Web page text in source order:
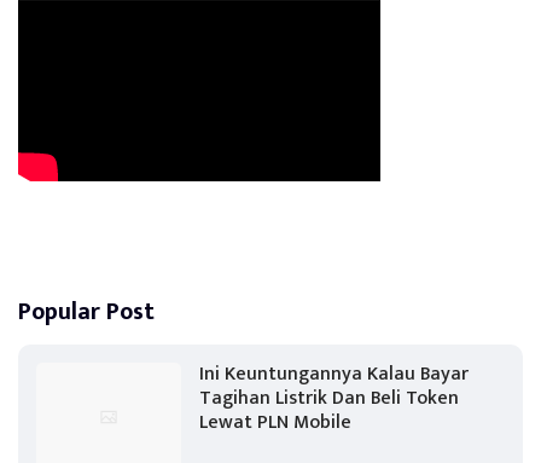
Popular Post
Ini Keuntungannya Kalau Bayar
Tagihan Listrik Dan Beli Token
Lewat PLN Mobile